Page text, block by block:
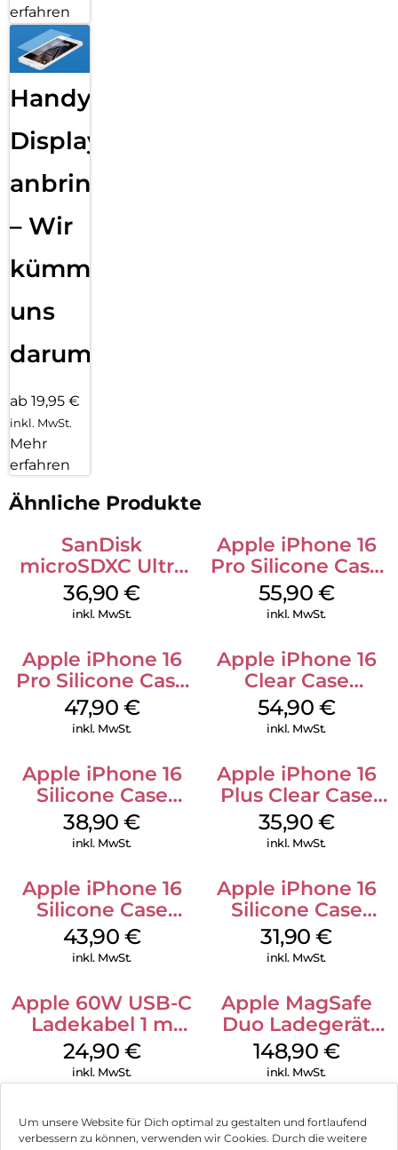
Um unsere Website für Dich optimal zu gestalten und fortlaufend
verbessern zu können, verwenden wir Cookies. Durch die weitere
erfahren
Handy
Displayfolie
anbringen
– Wir
kümmern
uns
darum!
ab 19,95 €
inkl. MwSt.
Mehr
erfahren
Ähnliche Produkte
SanDisk
microSDXC Ultra
128 GB + Adapter
Mobile
36,90€
inkl. MwSt.
Apple iPhone 16
Pro Silicone Case
MagSafe Stone
Gray
55,90 €
inkl. MwSt.
Apple iPhone 16
Pro Silicone Case
MagSafe Denim
47,90 €
inkl. MwSt.
Apple iPhone 16
Clear Case
MagSafe
Transparent
54,90 €
inkl. MwSt.
Apple iPhone 16
Silicone Case
MagSafe
Ultramarine
38,90€
inkl. MwSt.
Apple iPhone 16
Plus Clear Case
MagSafe
Transparent
35,90 €
inkl. MwSt.
Apple iPhone 16
Silicone Case
MagSafe Plum
43,90 €
inkl. MwSt.
Apple iPhone 16
Silicone Case
MagSafe Fuchsia
31,90€
inkl. MwSt.
Apple 60W USB-C
Ladekabel 1 m
Weiß
24,90 €
inkl. MwSt.
Apple MagSafe
Duo Ladegerät
Weiß
148,90 €
inkl. MwSt.